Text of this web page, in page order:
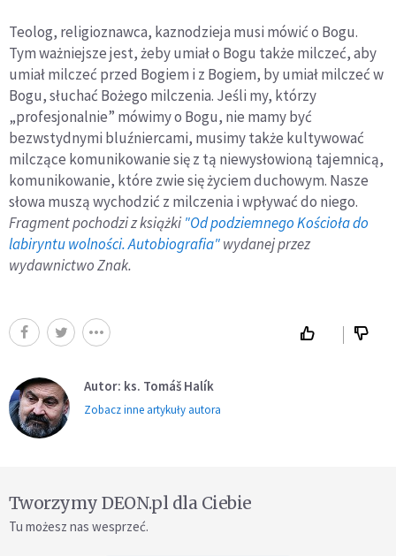
Teolog, religioznawca, kaznodzieja musi mówić o Bogu.
Tym ważniejsze jest, żeby umiał o Bogu także milczeć, aby
umiał milczeć przed Bogiem i z Bogiem, by umiał milczeć w
Bogu, słuchać Bożego milczenia. Jeśli my, którzy
„profesjonalnie” mówimy o Bogu, nie mamy być
bezwstydnymi bluźniercami, musimy także kultywować
milczące komunikowanie się z tą niewysłowioną tajemnicą,
komunikowanie, które zwie się życiem duchowym. Nasze
słowa muszą wychodzić z milczenia i wpływać do niego.
Fragment pochodzi z książki "Od podziemnego Kościoła do
labiryntu wolności. Autobiografia"wydanej przez
wydawnictwo Znak.
Autor: ks. Tomáš Halík
Zobacz inne artykuły autora
Tworzymy DEON.pl dla Ciebie
Tu możesz nas wesprzeć.